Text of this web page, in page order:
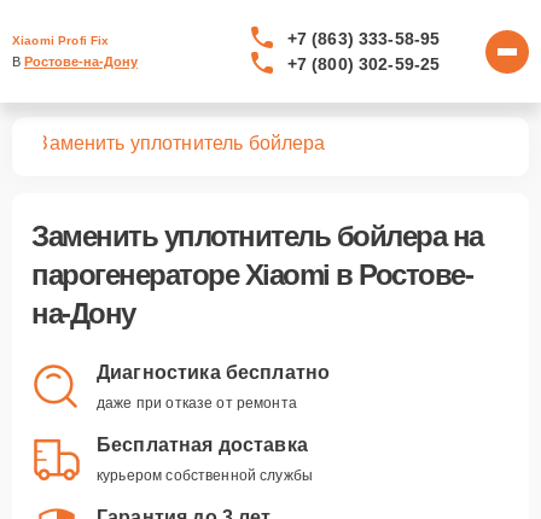
Xiaomi Profi Fix
В Ростове-на-Дону
+7 (863) 333-58-95
+7 (800) 302-59-25
Заменить уплотнитель бойлера
Заменить уплотнитель бойлерана
парогенераторе Xiaomi в Ростове-
на-Дону
Диагностика бесплатно
даже при отказе от ремонта
Бесплатная доставка
курьером собственной службы